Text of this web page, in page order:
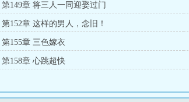
第149章 将三人一同迎娶过门
第152章 这样的男人，念旧！
第155章 三色嫁衣
第158章 心跳超快